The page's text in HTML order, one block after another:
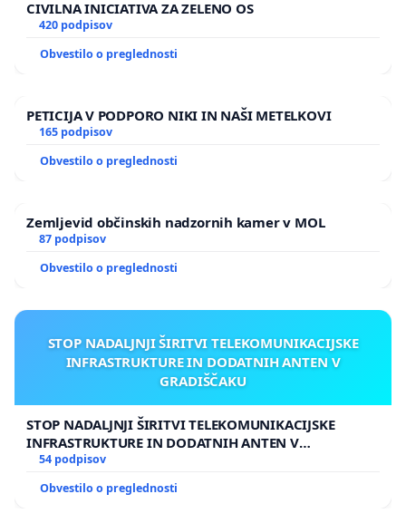
CIVILNA INICIATIVA ZA ZELENO OS
420 podpisov
Obvestilo o preglednosti
PETICIJA V PODPORO NIKI IN NAŠI METELKOVI
165 podpisov
Obvestilo o preglednosti
Zemljevid občinskih nadzornih kamer v MOL
87 podpisov
Obvestilo o preglednosti
STOP NADALJNJI ŠIRITVI TELEKOMUNIKACIJSKE
INFRASTRUKTURE IN DODATNIH ANTEN V
GRADIŠČAKU
STOP NADALJNJI ŠIRITVI TELEKOMUNIKACIJSKE
INFRASTRUKTURE IN DODATNIH ANTEN V
GRADIŠČAKU
54 podpisov
Obvestilo o preglednosti